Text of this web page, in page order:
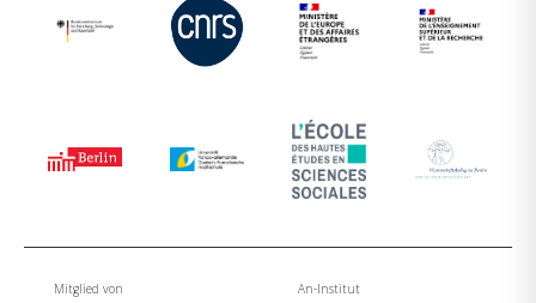
Mitglied von An-Institut